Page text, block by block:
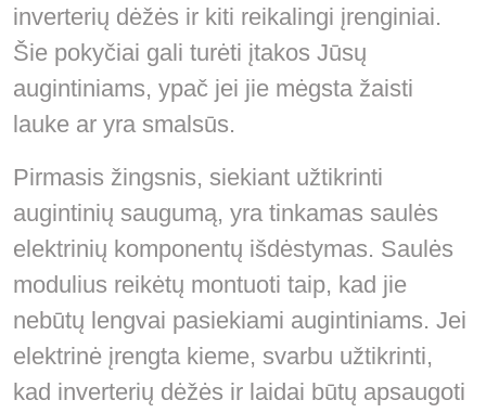
inverterių dėžės ir kiti reikalingi įrenginiai.
Šie pokyčiai gali turėti įtakos Jūsų
augintiniams, ypač jei jie mėgsta žaisti
lauke ar yra smalsūs.
Pirmasis žingsnis, siekiant užtikrinti
augintinių saugumą, yra tinkamas saulės
elektrinių komponentų išdėstymas. Saulės
modulius reikėtų montuoti taip, kad jie
nebūtų lengvai pasiekiami augintiniams. Jei
elektrinė įrengta kieme, svarbu užtikrinti,
kad inverterių dėžės ir laidai būtų apsaugoti